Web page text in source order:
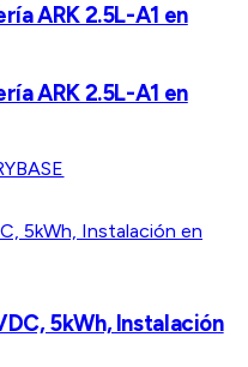
ARK 2.5L-A1 en
ARK 2.5L-A1 en
5kWh, Instalación